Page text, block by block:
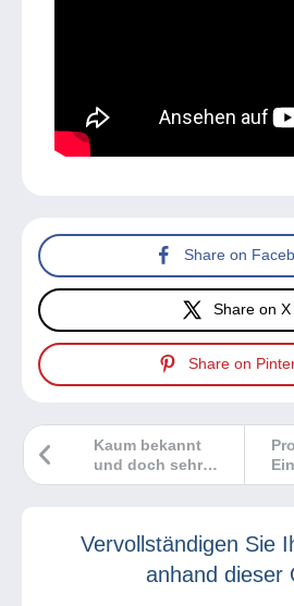
Share on
Share on X
Share on
Kaum bekannt
und doch sehr
wertvoll
Vervollständigen Sie
anhand dieser